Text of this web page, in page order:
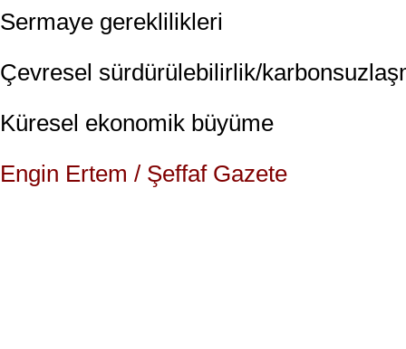
Sermaye gereklilikleri
Çevresel sürdürülebilirlik/
Küresel ekonomik büyüme
Engin Ertem / Şeffaf Gazete